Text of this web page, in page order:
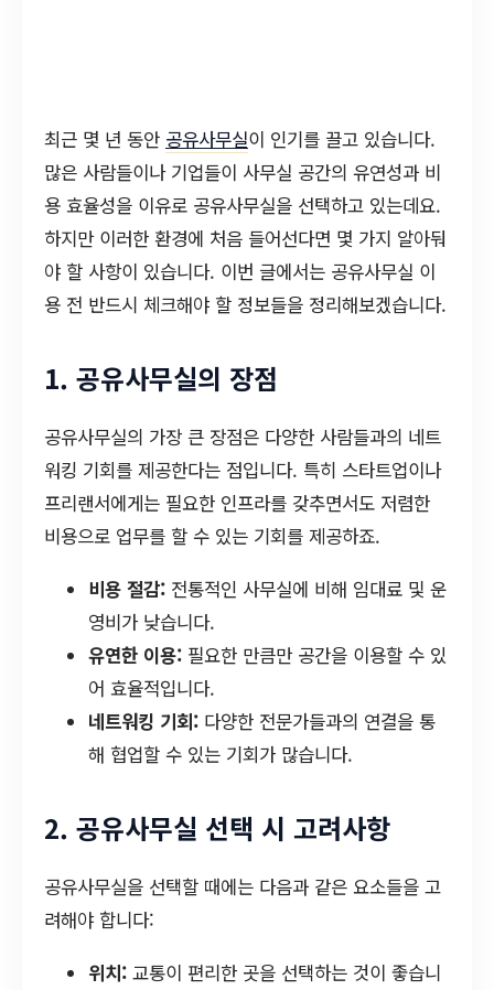
최근 몇 년 동안 공유사무실이 인기를 끌고 있습니다.
많은 사람들이나 기업들이 사무실 공간의 유연성과 비
용 효율성을 이유로 공유사무실을 선택하고 있는데요.
하지만 이러한 환경에 처음 들어선다면 몇 가지 알아둬
야 할 사항이 있습니다. 이번 글에서는 공유사무실 이
용 전 반드시 체크해야 할 정보들을 정리해보겠습니다.
1. 공유사무실의 장점
공유사무실의 가장 큰 장점은 다양한 사람들과의 네트
워킹 기회를 제공한다는 점입니다. 특히 스타트업이나
프리랜서에게는 필요한 인프라를 갖추면서도 저렴한
비용으로 업무를 할 수 있는 기회를 제공하죠.
비용 절감: 전통적인 사무실에 비해 임대료 및 운
영비가 낮습니다.
유연한 이용: 필요한 만큼만 공간을 이용할 수 있
어 효율적입니다.
네트워킹 기회: 다양한 전문가들과의 연결을 통
해 협업할 수 있는 기회가 많습니다.
2. 공유사무실 선택 시 고려사항
공유사무실을 선택할 때에는 다음과 같은 요소들을 고
려해야 합니다:
위치: 교통이 편리한 곳을 선택하는 것이 좋습니